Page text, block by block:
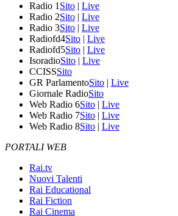
Radio 1 Sito | Live
Radio 2Sito | Live
Radio 3Sito | Live
Radiofd4Sito | Live
Radiofd5Sito | Live
IsoradioSito | Live
CCISSSito
GR ParlamentoSito | Live
Giornale RadioSito
Web Radio 6Sito | Live
Web Radio 7Sito | Live
Web Radio 8Sito | Live
PORTALI WEB
Rai.tv
Nuovi Talenti
Rai Educational
Rai Fiction
Rai Cinema